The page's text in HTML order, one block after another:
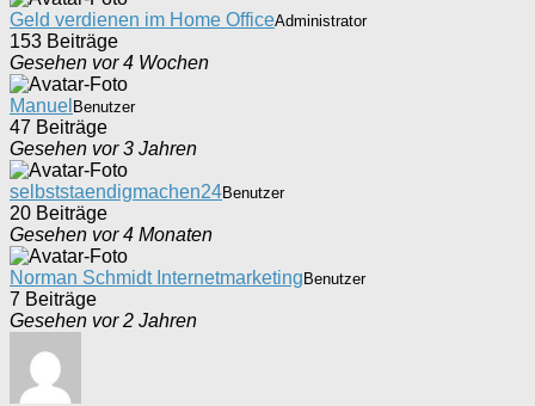
Geld verdienen im Home OfficeAdministrator
153 Beiträge
Gesehen vor 4 Wochen
Manuel Benutzer
47 Beiträge
Gesehen vor 3 Jahren
selbststaendigmachen24Benutzer
20 Beiträge
Gesehen vor 4 Monaten
Norman Schmidt InternetmarketingBenutzer
7 Beiträge
Gesehen vor 2 Jahren